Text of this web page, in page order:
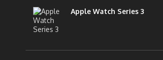
Apple Watch Series 3